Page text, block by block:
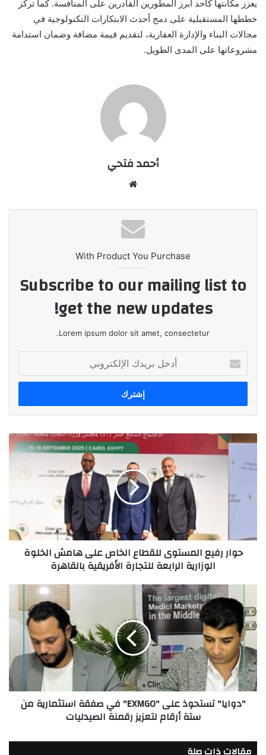
يعزز مكانتها كأحد أبرز المطورين القادرين على المنافسة. كما تركز
خططها المستقبلية على دمج أحدث الابتكارات التكنولوجية في
مجالات البناء والإدارة العقارية، لتقديم قيمة مضافة وضمان استدامة
مشروعاتها على المدى الطويل.
أحمد فتحي
With Product You Purchase
Subscribe to our mailing list to
get the new updates!
Lorem ipsum dolor sit amet, consectetur.
بريدك
الإلكتروني
المستوى
على
الوزارية
الرابعةحوار رفيع المستوى للقطاع الخاص على هامش الخلوة
الوزارية الرابعة للتجارة الأفريقية بالقاهرة
تستحوذ
على
"EXMGO"
صفقة
استثمارية
من
ستة
أرقام
الصيدليات
"دوايا" تستحوذ على "EXMGO" في صفقة استثمارية من
ستة أرقام لتعزيز رقمنة الصيدليات
مقالات ذات صلة